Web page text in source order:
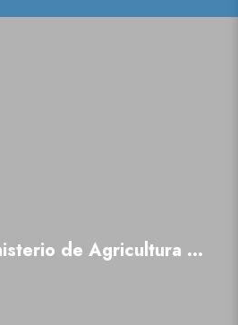
El Ministerio de Agricultura y Pesca, Alimentación y Medio Ambiente abre el concurso para realizar los trabajos de seguimiento y actualización de los Planes Hidrológicos del Cantábrico Occidental y Oriental y de su Plan Especial de Sequías